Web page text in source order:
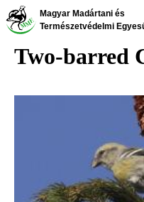
Skip
to
content
Magyar Madártani és
Természetvédelmi
Two-barred